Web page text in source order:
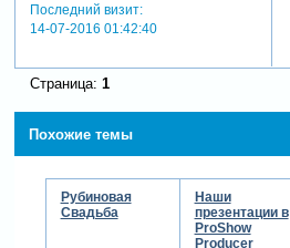
Последний визит:
14-07-2016 01:42:40
Страница: 1
Похожие темы
Рубиновая
Свадьба
Наши
презентации в
ProShow
Producer